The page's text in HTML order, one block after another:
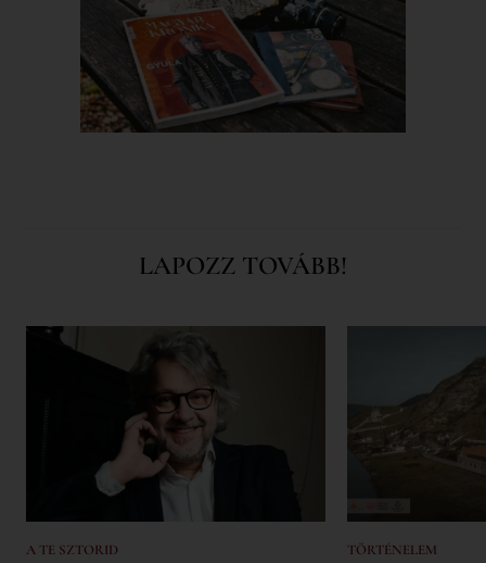
LAPOZZ TOVÁBB!
A TE SZTORID TÖRTÉNELEM